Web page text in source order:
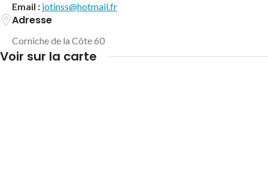
Email : jotinss@hotmail.fr
Adresse
Corniche de la Côte 60
Voir sur la carte